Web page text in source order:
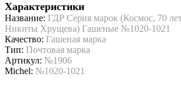
Характеристики
Название: ГДР Серия марок (Космос, 70
Никиты Хрущева) Гашеные №1020-1021
Качество: Гашеная марка
Тип: Почтовая марка
Артикул: №1906
Michel: №1020-1021